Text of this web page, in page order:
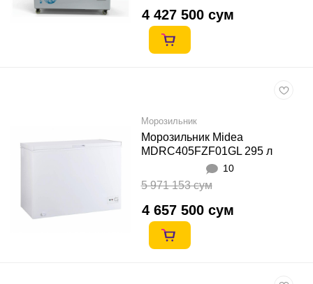
4 427 500 сум
Морозильник
Морозильник Midea
MDRC405FZF01GL 295 л
10
5 971 153 сум
4 657 500 сум